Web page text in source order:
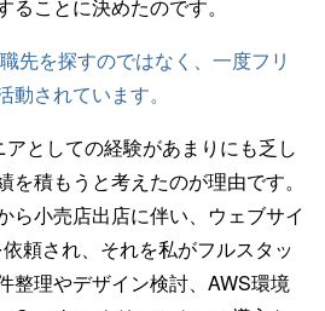
ることに決めたのです。
を探すのではなく、一度フリ
されています。
としての経験があまりにも乏し
積もうと考えたのが理由です。
ら小売店出店に伴い、ウェブサイ
頼され、それを私がフルスタッ
整理やデザイン検討、AWS環境